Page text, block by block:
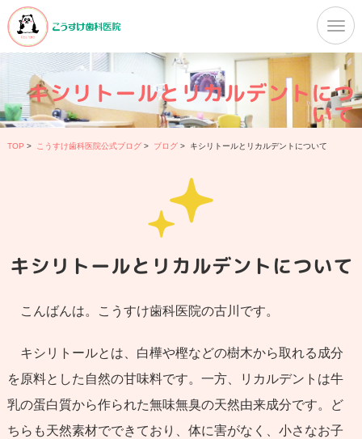
キシリトールとリカルデントにつ
いて
TOP > こうすけ歯科医院公式ブログ> ブログ> キシリトールとリカルデントについて
キシリトールとリカルデントについて
こんばんは。こうすけ歯科医院の古川です。
キシリトールとは、白樺や樫などの樹木から取れる成分
を原料とした自然の甘味料です。一方、リカルデントは牛
乳の蛋白質から作られた無味無臭の天然由来成分です。ど
ちらも天然素材でできており、体に害がなく、小さなお子